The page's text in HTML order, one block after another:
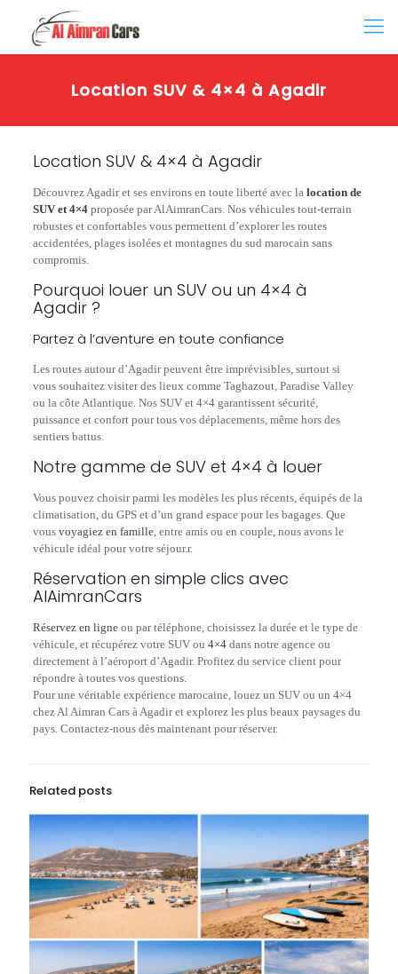
Location SUV & 4×4 à Agadir
Location SUV & 4×4 à Agadir
Découvrez Agadir et ses environs en toute liberté avec la location de
SUV et 4×4proposée par AlAimranCars. Nos véhicules tout-terrain
robustes et confortables vous permettent d’explorer les routes
accidentées, plages isolées et montagnes du sud marocain sans
compromis.
Pourquoi louer un SUV ou un 4×4 à
Agadir ?
Partez à l’aventure en toute confiance
Les routes autour d’Agadir peuvent être imprévisibles, surtout si
vous souhaitez visiter des lieux comme Taghazout, Paradise Valley
ou la côte Atlantique. Nos SUV et 4×4 garantissent sécurité,
puissance et confort pour tous vos déplacements, même hors des
sentiers battus.
Notre gamme de SUV et 4×4 à louer
Vous pouvez choisir parmi les modèles les plus récents, équipés de la
climatisation, du GPS et d’un grand espace pour les bagages. Que
vous voyagiez en famille, entre amis ou en couple, nous avons le
véhicule idéal pour votre séjour.r.
Réservation en simple clics avec
AlAimranCars
Réservez en ligneou par téléphone, choisissez la durée et le type de
véhicule, et récupérez votre SUV ou 4×4dans notre agence ou
directement à l’aéroport d’Agadir. Profitez du service client pour
répondre à toutes vos questions.
Pour une véritable expérience marocaine, louez un SUV ou un 4×4
chez Al Aimran Cars à Agadir et explorez les plus beaux paysages du
pays. Contactez-nous dès maintenant pour réserver.
Related posts